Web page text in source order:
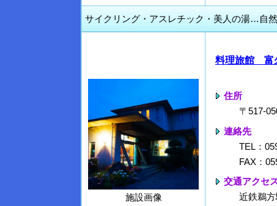
サイクリング・アスレチック・美人の湯…自
施設画像
料理旅館 富
住所
〒517-
連絡先
TEL：
FAX：
交通アクセ
近鉄鵜